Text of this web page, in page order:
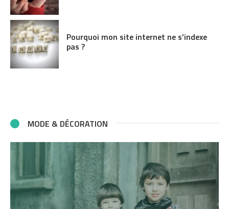
Pourquoi mon site internet ne s’indexe
pas ?
MODE & DÉCORATION